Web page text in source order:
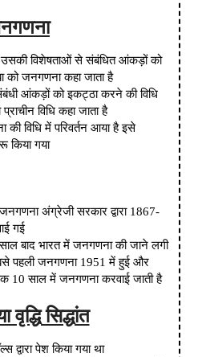
विशेषताओं से संबंधित आंकड़ों को
को जनगणना कहा जाता है
आंकड़ों को इकट्ठा करने की विधि
विधि कहा जाता है
विधि में परिवर्तन आया है इसे
किया गया
अंग्रेजी सरकार द्वारा 1867-
गई
बाद भारत में जनगणना की जाने लगी
पहली जनगणना 1951 में हुई और
10 साल में जनगणना करवाई जाती है
सिद्धांत
द्वारा पेश किया गया था